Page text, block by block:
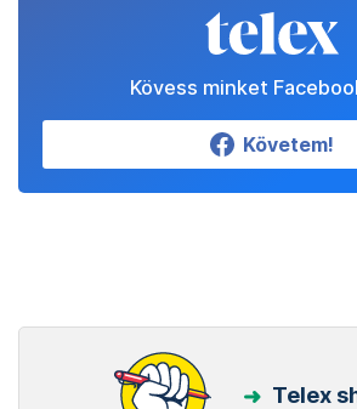
Kövess minket
Követem!
Telex